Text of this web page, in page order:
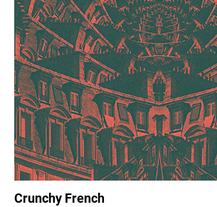
Crunchy French